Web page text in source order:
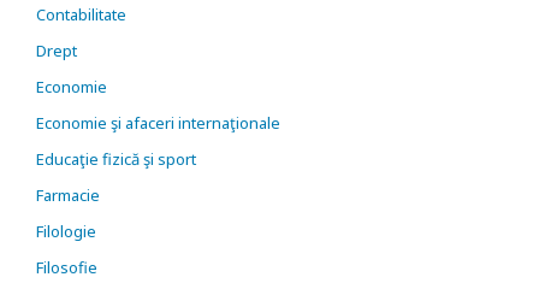
Contabilitate
Drept
Economie
Economie şi afaceri internaţionale
Educaţie fizică şi sport
Farmacie
Filologie
Filosofie